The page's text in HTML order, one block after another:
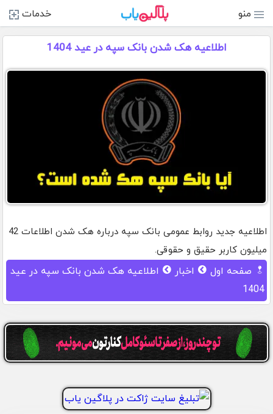
منو خدمات
اطلاعیه هک شدن بانک سپه در عید 1404
اطلاعیه جدید روابط عمومی بانک سپه درباره هک شدن اطلاعات 42
میلیون کاربر حقیق و حقوقی.
صفحه اول اخبار
اطلاعیه هک شدن بانک سپه در عید
1404